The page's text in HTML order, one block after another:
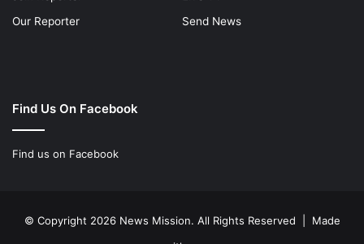
Our Reporter
Send News
Find Us On Facebook
Find us on Facebook
© Copyright 2026 News Mission. All Rights Reserved | Made